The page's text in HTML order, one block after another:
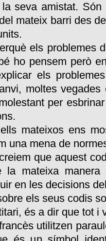
seva amistat.
mateix barri des
els problemes
ho pensem però
els
moltes
per
mateixos ens
una mena de
que aquest
la mateixa
en les decisions
els seus codis
és a dir que tot i
utilitzen